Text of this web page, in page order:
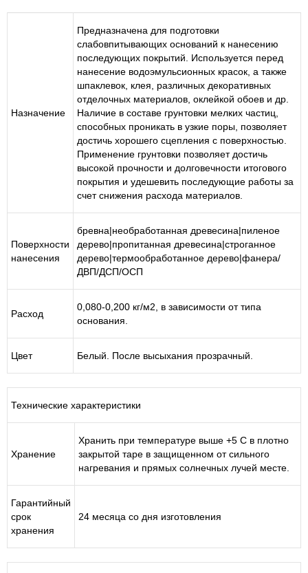
Назначение
Предназначена для подготовки
слабовпитывающих оснований к нанесению
последующих покрытий. Используется перед
нанесение водоэмульсионных красок, а также
шпаклевок, клея, различных декоративных
отделочных материалов, оклейкой обоев и др.
Наличие в составе грунтовки мелких частиц,
способных проникать в узкие поры, позволяет
достичь хорошего сцепления с поверхностью.
Применение грунтовки позволяет достичь
высокой прочности и долговечности итогового
покрытия и удешевить последующие работы за
счет снижения расхода материалов.
Поверхности
нанесения
бревна|необработанная древесина|пиленое
дерево|пропитанная древесина|строганное
дерево|термообработанное дерево|фанера/
ДВП/ДСП/ОСП
Расход
0,080-0,200 кг/м2 , в зависимости от типа
основания.
Цвет Белый. После высыхания прозрачный.
Технические характеристики
Хранение
Хранить при температуре выше +5 С в плотно
закрытой таре в защищенном от сильного
нагревания и прямых солнечных лучей месте.
Гарантийный
срок
хранения
24 месяца со дня изготовления